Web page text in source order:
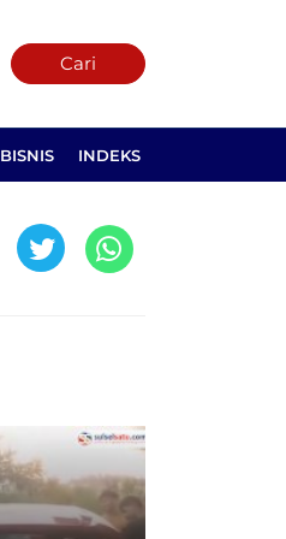
Cari
BISNIS INDEKS